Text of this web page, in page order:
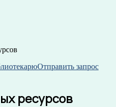
Отправить запрос
ресурсов